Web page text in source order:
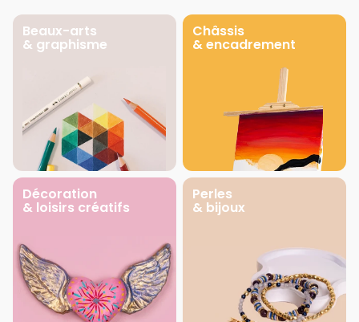
Beaux-arts
& graphisme
Châssis
& encadrement
Décoration
& loisirs créatifs
Perles
& bijoux